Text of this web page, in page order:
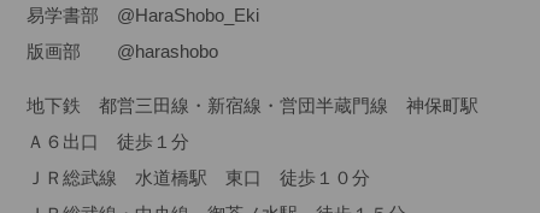
易学書部 @HaraShobo_Eki
版画部 @harashobo
地下鉄 都営三田線・新宿線・営団半蔵門線 神保町駅
Ａ６出口 徒歩１分
ＪＲ総武線 水道橋駅 東口 徒歩１０分